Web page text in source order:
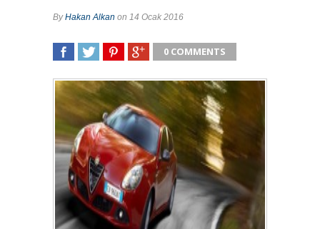
ByHakan Alkan on 14 Ocak 2016
0 COMMENTS